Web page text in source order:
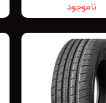
ناموجود